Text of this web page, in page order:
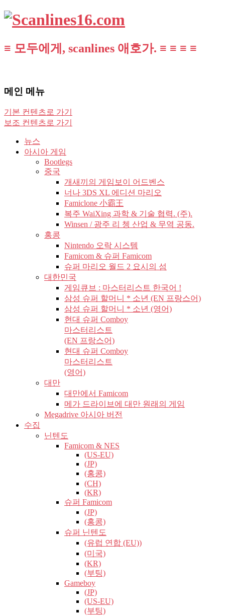
≡ 모두에게, scanlines 애호가. ≡ ≡ ≡ ≡
메인 메뉴
기본 컨텐츠로 가기
보조 컨텐츠로 가기
뉴스
아시아 게임
Bootlegs
중국
개새끼의 게임보이 어드벤스
너나 3DS XL 에디션 마리오
Famiclone 小霸王
복주 WaiXing 과학 & 기술 협력. (주).
Winsen / 광주 리 쳉 산업 & 무역 공동.
홍콩
Nintendo 오락 시스템
Famicom & 슈퍼 Famicom
슈퍼 마리오 월드 2 요시의 섬
대한민국
게임큐브 : 마스터리스트 한국어 !
삼성 슈퍼 할머니 * 소년 (EN 프랑스어)
삼성 슈퍼 할머니 * 소년 (영어)
현대 슈퍼 Comboy
마스터리스트
(EN 프랑스어)
현대 슈퍼 Comboy
마스터리스트
(영어)
대만
대만에서 Famicom
메가 드라이브에 대만 원래의 게임
Megadrive 아시아 버전
수집
닌텐도
Famicom & NES
(US-EU)
(JP)
(홍콩)
(CH)
(KR)
슈퍼 Famicom
(JP)
(홍콩)
슈퍼 닌텐도
(유럽​​ 연합 (EU))
(미국)
(KR)
(부팅)
Gameboy
(JP)
(US-EU)
(부팅)